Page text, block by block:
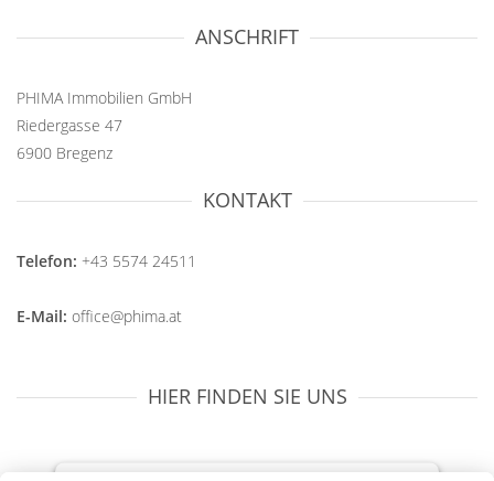
ANSCHRIFT
PHIMA Immobilien GmbH
Riedergasse 47
6900 Bregenz
KONTAKT
Telefon: +43 5574 24511
E-Mail: office@phima.at
HIER FINDEN SIE UNS